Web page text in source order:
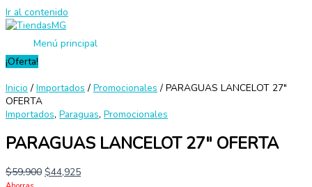
Ir al contenido
Menú principal
¡Oferta!
Inicio / Importados / Promocionales / PARAGUAS LANCELOT 27″
OFERTA
Importados, Paraguas, Promocionales
PARAGUAS LANCELOT 27″ OFERTA
$59,900 $44,925